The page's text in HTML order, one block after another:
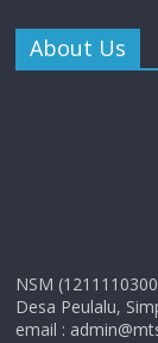
About Us
NSM
Desa Peulalu,
email :